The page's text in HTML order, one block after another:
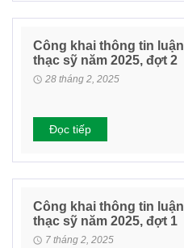
Công khai thông tin
thạc sỹ năm 2025, đợt 2
28 tháng 2, 2025
Đọc tiếp
Công khai thông tin
thạc sỹ năm 2025, đợt 1
7 tháng 2, 2025